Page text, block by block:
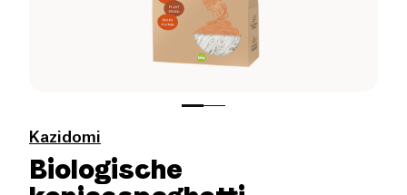
Kazidomi
Biologische